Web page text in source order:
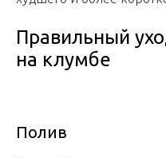
Правильный
на клумбе
Полив